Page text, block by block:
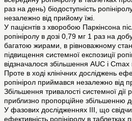
раз на день) біодоступність
незалежно від прийому їжі.
У пацієнтів з хворобою Паркінсона
ропініролу в дозі 0,79 мг 1 раз на
багатою жирами, в рівноважному
підвищення системної експозиції
відзначалося збільшення AUC і Cmax
Проте в ході клінічних досліджень
ропінірол приймався незалежно від
Збільшення тривалості системної дії
приблизно пропорційне збільшенню
У фазових дослідженнях III, що
ефективність ропініролу в таблетках